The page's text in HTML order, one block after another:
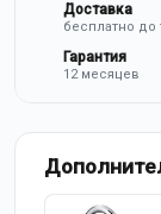
Доставка
бесплатно до
Гарантия
12 месяцев